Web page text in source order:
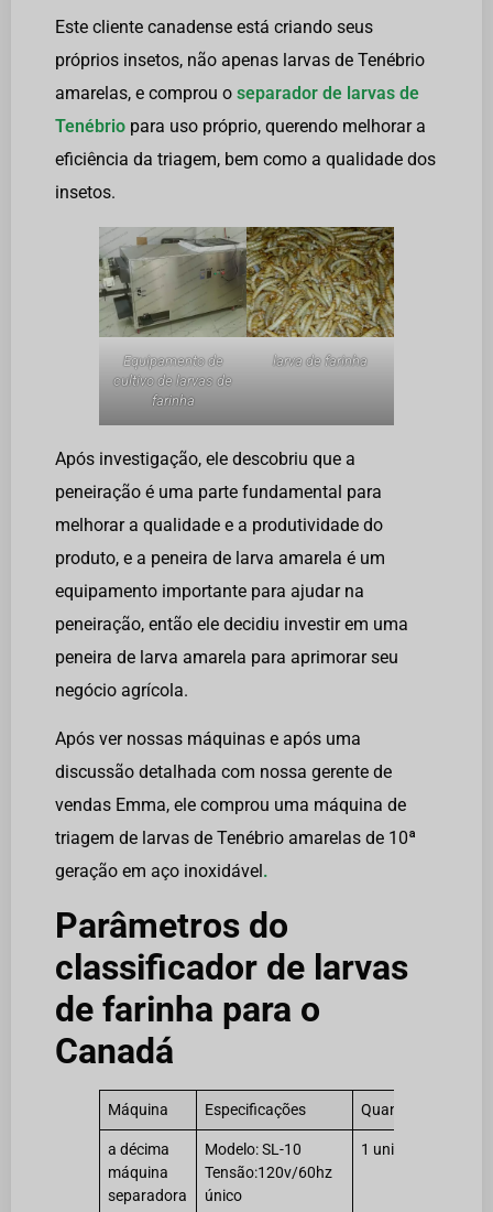
Este cliente canadense está criando seus
próprios insetos, não apenas larvas de Tenébrio
amarelas, e comprou o separador de larvas de
Tenébrio para uso próprio, querendo melhorar a
eficiência da triagem, bem como a qualidade dos
insetos.
Equipamento de
cultivo de larvas de
farinha
larva de farinha
Após investigação, ele descobriu que a
peneiração é uma parte fundamental para
melhorar a qualidade e a produtividade do
produto, e a peneira de larva amarela é um
equipamento importante para ajudar na
peneiração, então ele decidiu investir em uma
peneira de larva amarela para aprimorar seu
negócio agrícola.
Após ver nossas máquinas e após uma
discussão detalhada com nossa gerente de
vendas Emma, ele comprou uma máquina de
triagem de larvas de Tenébrio amarelas de 10ª
geração em aço inoxidável .
Parâmetros do
classificador de larvas
de farinha para o
Canadá
Máquina Especificações Quantidade
a décima
máquina
separadora
Modelo: SL-10
Tensão:120v/60hz
único
1 unidade